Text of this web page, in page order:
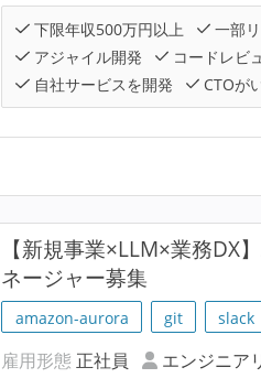
下限年収500万円以上 一部
アジャイル開発
コードレビ
自社サービスを開発
CTOが
【新規事業×LLM×業務DX
ネージャー募集
amazon-aurora git slack
雇用形態 正社員 エンジニア